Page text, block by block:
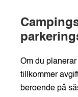
Om du
tillkommer
beroende på